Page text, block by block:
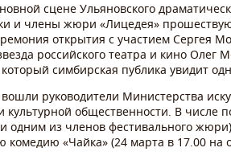
сцене Ульяновского
и члены жюри «Лицедея»
открытия с участием Сергея
российского театра и кино
симбирская публика увидит
руководители Министерства
культурной общественности. В числе
одним из членов фестивального
комедию «Чайка» (24 марта в 17.00 на